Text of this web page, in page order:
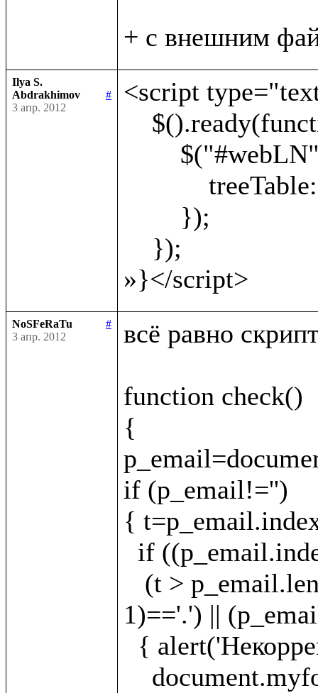
Ilya S.
Abdrakhimov
#
3 апр. 2012
<script
NoSFeRaTu
#
3 апр. 2012
всё равно
function check()
{
if (p_email!='')
{
1)=='.') ||